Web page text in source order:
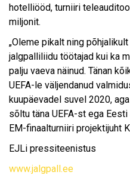
hotelliööd, turniiri
miljonit.
„Oleme pikalt ning
jalgpalliliidu töötajad kui ka
palju vaeva näinud. Tänan
UEFA-le väljendanud
kuupäevadel suvel 2020,
sõltu täna UEFA-st ega
EM-finaalturniiri projektijuht
EJLi pressiteenistus
www.jalgpall.ee